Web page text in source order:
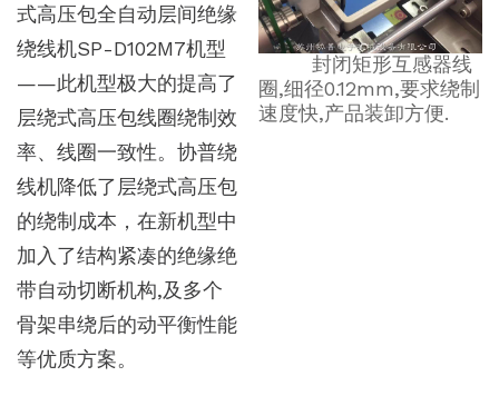
式高压包全自动层间绝缘
绕线机SP-D102M7机型
——此机型极大的提高了
层绕式高压包线圈绕制效
率、线圈一致性。协普绕
线机降低了层绕式高压包
的绕制成本，在新机型中
加入了结构紧凑的绝缘绝
带自动切断机构,及多个
骨架串绕后的动平衡性能
等优质方案。
封闭矩形互感器线
圈,细径0.12mm,要求绕制
速度快,产品装卸方便.